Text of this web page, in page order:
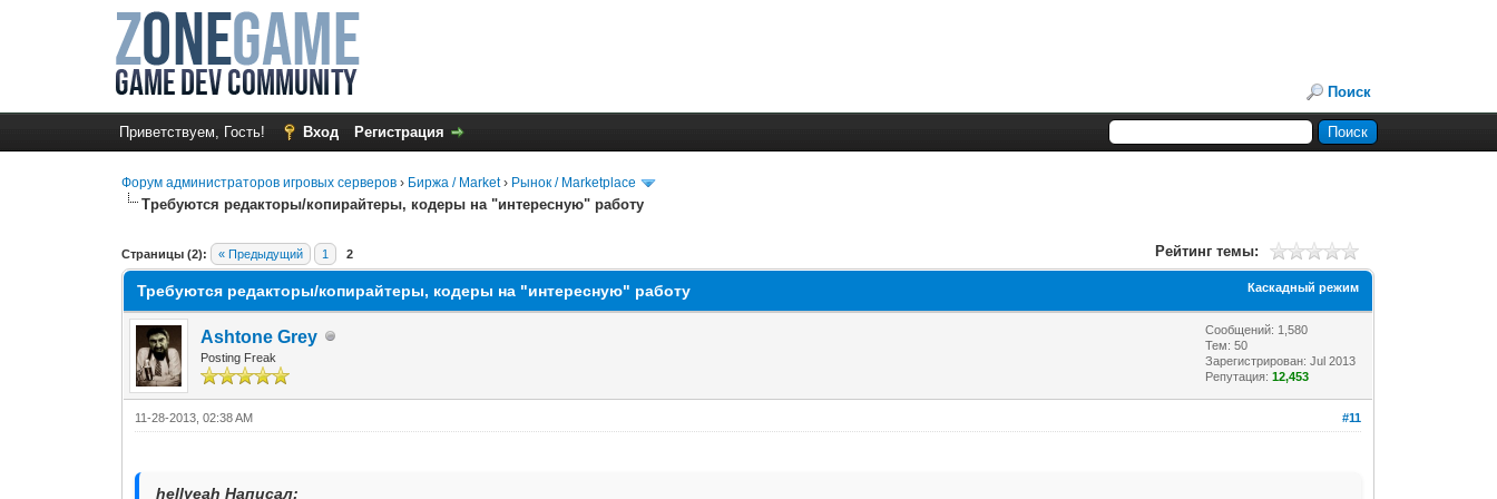
Поиск
Приветствуем, Гость! Вход Регистрация
Форум администраторов игровых серверов › Биржа / Market› Рынок / Marketplace
Требуются редакторы/копирайтеры, кодеры на "интересную" работу
Страницы (2): « Предыдущий 1 2 Рейтинг темы:
0 Голос(ов) - 0 в среднем
1
2
3
4
5
Каскадный режим
Требуются редакторы/копирайтеры, кодеры на "интересную" работу
Ashtone Grey
Posting Freak
Сообщений: 1,580
Тем: 50
Зарегистрирован: Jul 2013
Репутация:12,453
#11
11-28-2013, 02:38 AM
hellyeah Написал: